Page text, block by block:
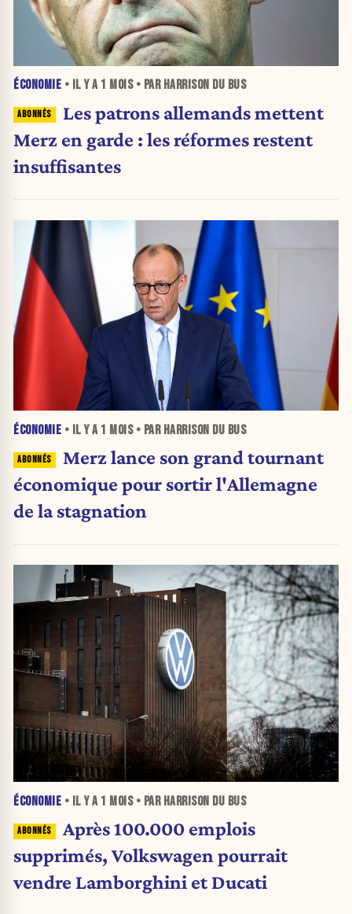
ÉCONOMIE • IL Y A 1 MOIS• PAR HARRISON DU BUS
Les patrons allemands mettent
Merz en garde : les réformes restent
insuffisantes
ÉCONOMIE • IL Y A 1 MOIS• PAR HARRISON DU BUS
Merz lance son grand tournant
économique pour sortir l'Allemagne
de la stagnation
ÉCONOMIE • IL Y A 1 MOIS• PAR HARRISON DU BUS
Après 100.000 emplois
supprimés, Volkswagen pourrait
vendre Lamborghini et Ducati